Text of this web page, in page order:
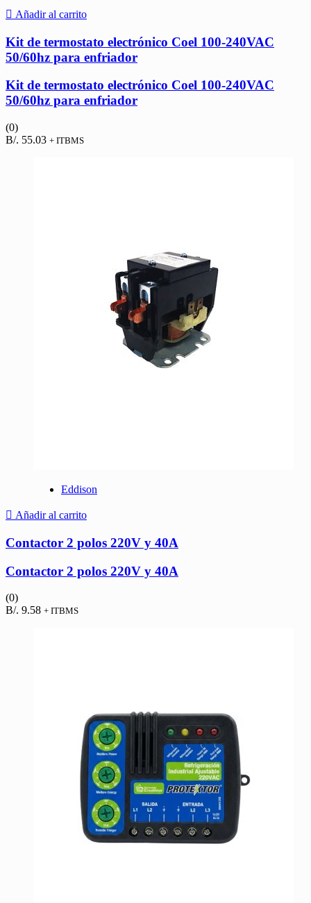
Añadir al carrito
Kit de termostato electrónico Coel 100-240VAC
50/60hz para enfriador
Kit de termostato electrónico Coel 100-240VAC
50/60hz para enfriador
(0)
B/. 55.03 + ITBMS
Eddison
Añadir al carrito
Contactor 2 polos 220V y 40A
Contactor 2 polos 220V y 40A
(0)
B/. 9.58 + ITBMS